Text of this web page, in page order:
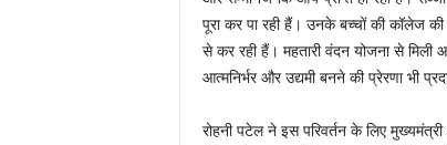
पूरा कर पा रही हैं। उनके बच्चों की कॉलेज की
से कर रही हैं। महतारी वंदन योजना से मिली
आत्मनिर्भर और उद्यमी बनने की प्रेरणा भी
रोहनी पटेल ने इस परिवर्तन के लिए